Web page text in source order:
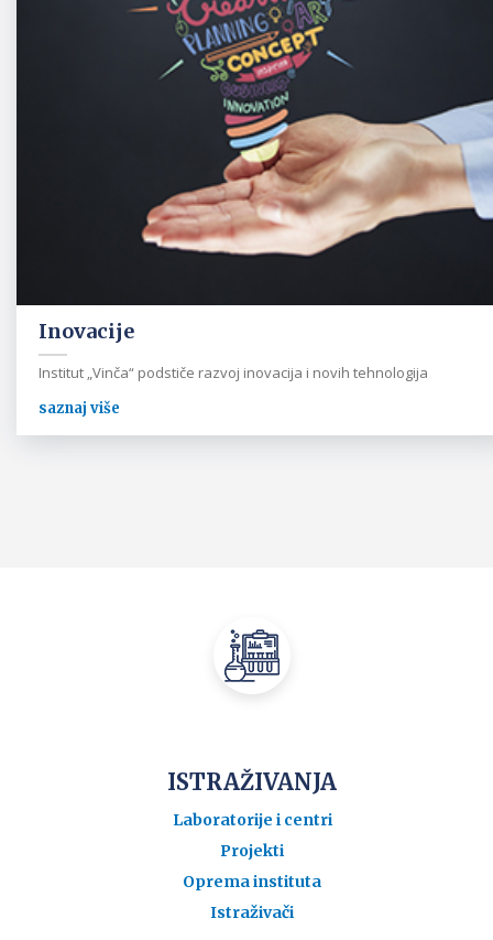
Inovacije
Institut „Vinča“ podstiče razvoj inovacija i novih tehnologija
saznaj više
ISTRAŽIVANJA
Laboratorije i centri
Projekti
Oprema instituta
Istraživači